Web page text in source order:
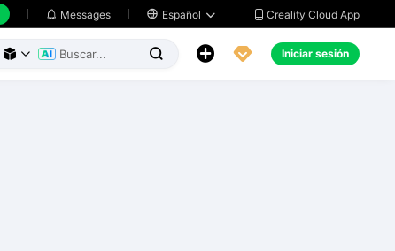
 Messages  Español   Creality Cloud App
     Iniciar sesión